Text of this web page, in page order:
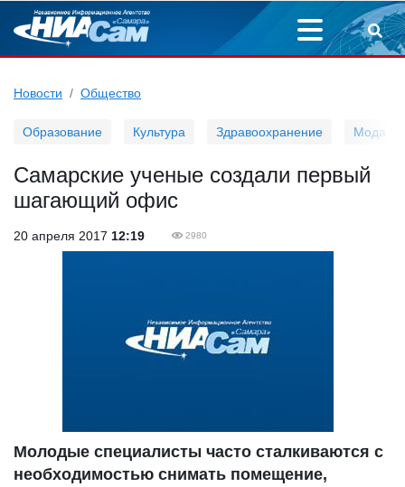
Новости Общество
Образование Культура Здравоохранение Мода
Самарские ученые создали первый
шагающий офис
20 апреля 2017 12:19 2980
Молодые специалисты часто сталкиваются с
необходимостью снимать помещение,